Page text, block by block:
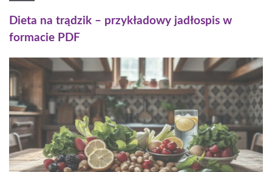
Dieta na trądzik – przykładowy jadłospis w
formacie PDF